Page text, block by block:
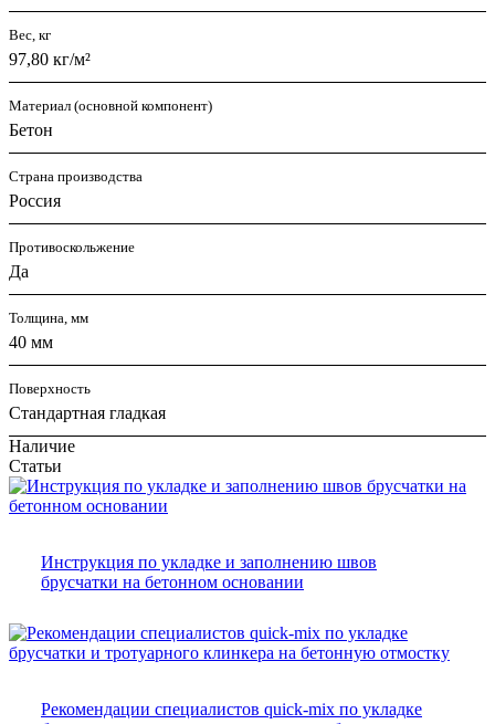
Вес, кг
97,80 кг/м²
Материал (основной компонент)
Бетон
Страна производства
Россия
Противоскольжение
Да
Толщина, мм
40 мм
Поверхность
Стандартная гладкая
Наличие
Статьи
Инструкция по укладке и заполнению швов
брусчатки на бетонном основании
Рекомендации специалистов quick-mix по укладке